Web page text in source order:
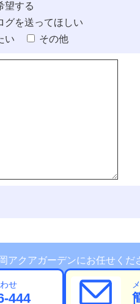
望する
グを送ってほしい
い その他
アクアガーデンにお任せくだ
せ
444